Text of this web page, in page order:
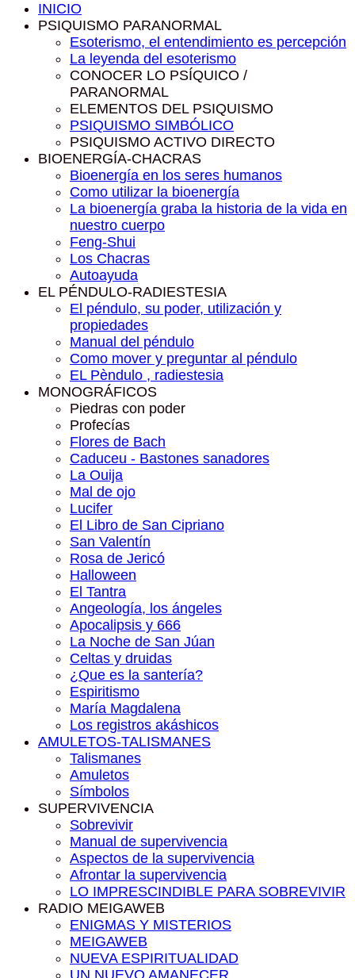
INICIO
PSIQUISMO PARANORMAL
Esoterismo, el entendimiento es percepción
La leyenda del esoterismo
CONOCER LO PSÍQUICO /
PARANORMAL
ELEMENTOS DEL PSIQUISMO
PSIQUISMO SIMBÓLICO
PSIQUISMO ACTIVO DIRECTO
BIOENERGÍA-CHACRAS
Bioenergía en los seres humanos
Como utilizar la bioenergía
La bioenergía graba la historia de la vida en
nuestro cuerpo
Feng-Shui
Los Chacras
Autoayuda
EL PÉNDULO-RADIESTESIA
El péndulo, su poder, utilización y
propiedades
Manual del péndulo
Como mover y preguntar al péndulo
EL Pèndulo , radiestesia
MONOGRÁFICOS
Piedras con poder
Profecías
Flores de Bach
Caduceu - Bastones sanadores
La Ouija
Mal de ojo
Lucifer
El Libro de San Cipriano
San Valentín
Rosa de Jericó
Halloween
El Tantra
Angeología, los ángeles
Apocalipsis y 666
La Noche de San Júan
Celtas y druidas
¿Que es la santería?
Espiritismo
María Magdalena
Los registros akáshicos
AMULETOS-TALISMANES
Talismanes
Amuletos
Símbolos
SUPERVIVENCIA
Sobrevivir
Manual de supervivencia
Aspectos de la supervivencia
Afrontar la supervivencia
LO IMPRESCINDIBLE PARA SOBREVIVIR
RADIO MEIGAWEB
ENIGMAS Y MISTERIOS
MEIGAWEB
NUEVA ESPIRITUALIDAD